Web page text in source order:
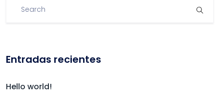
Entradas recientes
Hello world!